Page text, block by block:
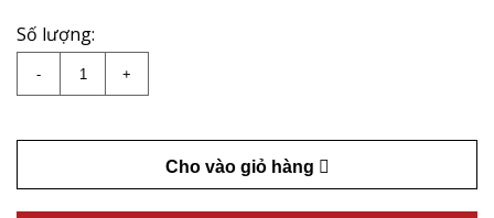
Số lượng:
-
Hàu Pháp tươi Tsarskaya Oyster N2 | 2.5kg/hộp 24
lượng
+
Cho vào giỏ hàng